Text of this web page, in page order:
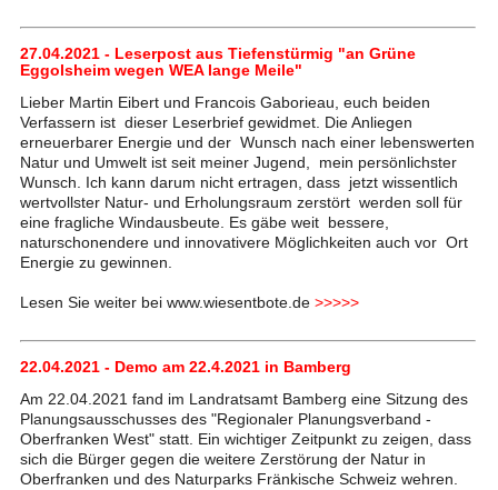
27.04.2021 - Leserpost aus Tiefenstürmig "an Grüne
Eggolsheim wegen WEA lange Meile"
Lieber Martin Eibert und Francois Gaborieau, euch beiden
Verfassern ist dieser Leserbrief gewidmet. Die Anliegen
erneuerbarer Energie und der Wunsch nach einer lebenswerten
Natur und Umwelt ist seit meiner Jugend, mein persönlichster
Wunsch. Ich kann darum nicht ertragen, dass jetzt wissentlich
wertvollster Natur- und Erholungsraum zerstört werden soll für
eine fragliche Windausbeute. Es gäbe weit bessere,
naturschonendere und innovativere Möglichkeiten auch vor Ort
Energie zu gewinnen.
Lesen Sie weiter bei www.wiesentbote.de >>>>>
22.04.2021 - Demo am 22.4.2021 in Bamberg
Am 22.04.2021 fand im Landratsamt Bamberg eine Sitzung des
Planungsausschusses des "Regionaler Planungsverband -
Oberfranken West" statt. Ein wichtiger Zeitpunkt zu zeigen, dass
sich die Bürger gegen die weitere Zerstörung der Natur in
Oberfranken und des Naturparks Fränkische Schweiz wehren.